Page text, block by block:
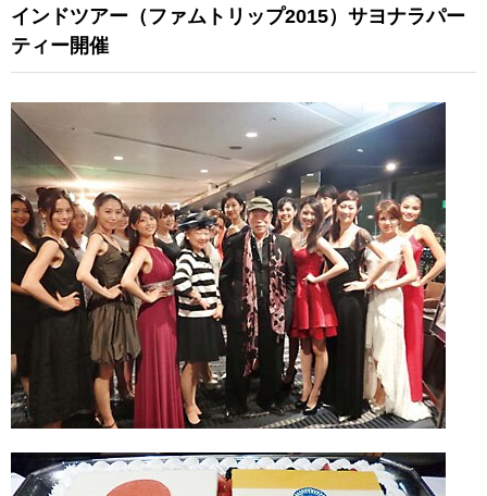
インドツアー（ファムトリップ2015） サヨナラパー
ティー開催